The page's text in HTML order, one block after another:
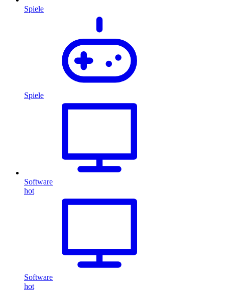
Spiele
Spiele
Software
hot
Software
hot